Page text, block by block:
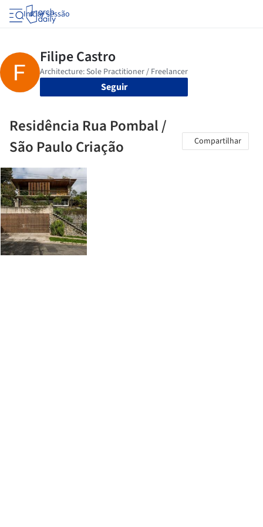
Iniciar sessão
Seguir
Residência Rua Pombal /
São Paulo Criação
Compartilhar